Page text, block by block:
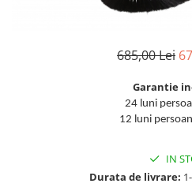
Accesorii taiere cu plasma
Reductoare presiune gaz
Generatoare Insonorizate
685,00 Lei
Garantie
24 luni
12 luni
IN
Durata de livrare: